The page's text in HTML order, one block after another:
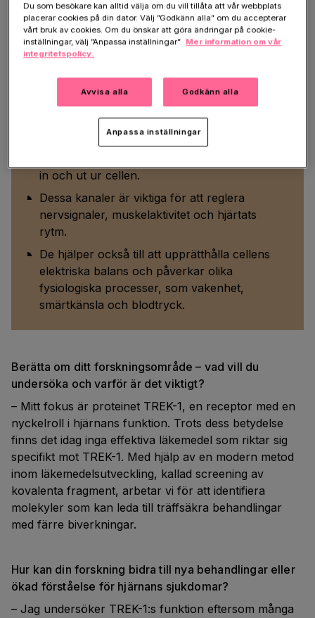
Fabio Begnini är en av de forskare som fått
finansiering genom Hjärnfondens postdoktorala
anställningsstöd 2024.
Kaliumjonkanaler
En kaliumjonkanal är ett protein i
in och ut ur cellen.
Dessa kanaler är viktiga för att reglera
nervsignaler, muskelaktivitet och hjärtats
rytm.
De hjälper också till att upprätthålla cellens
elektriska balans och påverkar olika
fysiologiska processer, som vakenhet,
smärtkänsla och blodtryck.
Berätta om ditt forskningsområde – vad vill du
undersöka och varför är det viktigt?
– Mitt fokus är proteinet TREK-1, en receptor med en
nyckelroll i hjärnans funktion. Trots dess betydelse
finns det idag inga effektiva läkemedel som riktar sig
specifikt mot TREK-1. Med hjälp av en modern metod
inom läkemedelsutveckling, kallad screening av
kovalenta fragment, arbetar vi för att identifiera
molekyler som kan leda till träffsäkra behandlingar
med färre biverkningar.
Hur kan din forskning bidra till nya behandlingar eller
ökad förståelse för hjärnans sjukdomar?
– Jag undersöker TREK-1:s funktion eftersom många
Du som besökare kan alltid välja om du vill tillåta att vår webbplats
placerar cookies på din dator. Välj ”Godkänn alla” om du accepterar
vårt bruk av cookies. Om du önskar att göra ändringar på cookie-
inställningar, välj ”Anpassa inställningar”. Mer information om vår
integritetspolicy.
Avvisa alla Godkänn alla
Anpassa inställningar